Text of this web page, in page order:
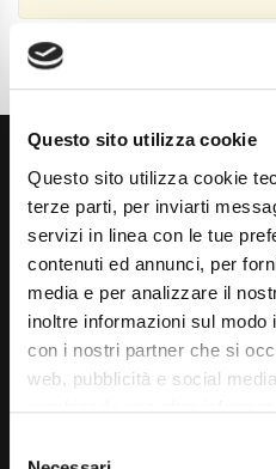
Questo sito utilizza cookie
Questo sito utilizza cookie
terze parti, per inviarti
servizi in linea con le tue
contenuti ed annunci, per
media e per analizzare il
inoltre informazioni sul
con i nostri partner che si
web, pubblicità e social
mera chiusura del banner
Via Giuditta Pasta 2,
(+39) 031 431 3066
info@carspecialist.eu